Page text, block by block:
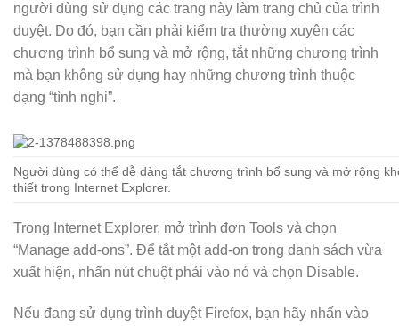
người dùng sử dụng các trang này làm trang chủ của trình
duyệt. Do đó, bạn cần phải kiểm tra thường xuyên các
chương trình bổ sung và mở rộng, tắt những chương trình
mà bạn không sử dụng hay những chương trình thuộc
dạng “tình nghi”.
Người dùng có thể dễ dàng tắt chương trình bổ sung và mở rộng
thiết trong Internet Explorer.
Trong Internet Explorer, mở trình đơn Tools và chọn
“Manage add-ons”. Để tắt một add-on trong danh sách vừa
xuất hiện, nhấn nút chuột phải vào nó và chọn Disable.
Nếu đang sử dụng trình duyệt Firefox, bạn hãy nhấn vào